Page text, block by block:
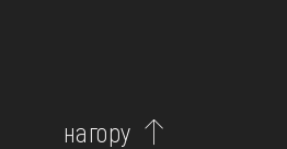
нагору